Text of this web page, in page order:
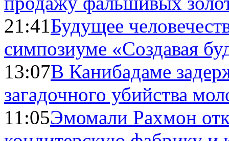
21:41Будущее
симпозиуме «Создавая
13:07В Канибадаме
загадочного убийства
11:05Эмомали Рахмон